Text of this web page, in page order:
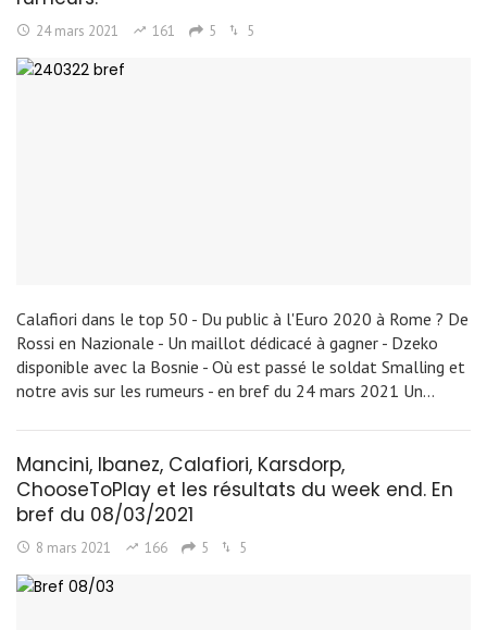
24 mars 2021 161 5 5
Calafiori dans le top 50 - Du public à l'Euro 2020 à Rome ? De
Rossi en Nazionale - Un maillot dédicacé à gagner - Dzeko
disponible avec la Bosnie - Où est passé le soldat Smalling et
notre avis sur les rumeurs - en bref du 24 mars 2021 Un…
Mancini, Ibanez, Calafiori, Karsdorp,
ChooseToPlay et les résultats du week end. En
bref du 08/03/2021
8 mars 2021 166 5 5